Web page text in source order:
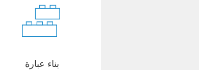
بناء عبارة